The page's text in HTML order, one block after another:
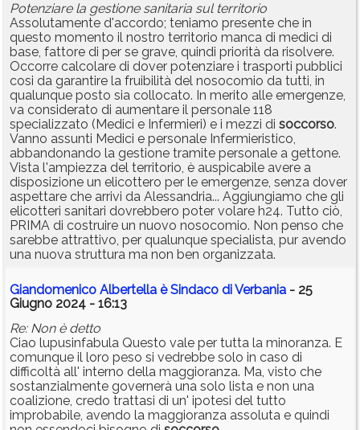
Potenziare la gestione sanitaria sul territorio
Assolutamente d'accordo; teniamo presente che in
questo momento il nostro territorio manca di medici di
base, fattore di per se grave, quindi priorità da risolvere.
Occorre calcolare di dover potenziare i trasporti pubblici
cosi da garantire la fruibilità del nosocomio da tutti, in
qualunque posto sia collocato. In merito alle emergenze,
va considerato di aumentare il personale 118
specializzato (Medici e Infermieri) e i mezzi di soccorso.
Vanno assunti Medici e personale Infermieristico,
abbandonando la gestione tramite personale a gettone.
Vista l'ampiezza del territorio, è auspicabile avere a
disposizione un elicottero per le emergenze, senza dover
aspettare che arrivi da Alessandria... Aggiungiamo che gli
elicotteri sanitari dovrebbero poter volare h24. Tutto ciò,
PRIMA di costruire un nuovo nosocomio. Non penso che
sarebbe attrattivo, per qualunque specialista, pur avendo
una nuova struttura ma non ben organizzata.
Giandomenico Albertella è Sindaco di Verbania - 25
Giugno 2024 - 16:13
Re: Non è detto
Ciao lupusinfabula Questo vale per tutta la minoranza. E
comunque il loro peso si vedrebbe solo in caso di
difficoltà all' interno della maggioranza. Ma, visto che
sostanzialmente governerà una solo lista e non una
coalizione, credo trattasi di un' ipotesi del tutto
improbabile, avendo la maggioranza assoluta e quindi